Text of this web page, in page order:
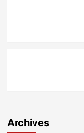
Archives